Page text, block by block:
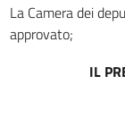
La Camera dei
approvato;
IL